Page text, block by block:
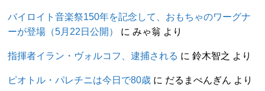
バイロイト音楽祭150年を記念して、おもちゃのワーグナ
ーが登場（5月22日公開）
にみゃ翁 より
指揮者イラン・ヴォルコフ、逮捕される に鈴木智之 より
ピオトル・パレチニは今日で80歳 に だるまぺんぎん より